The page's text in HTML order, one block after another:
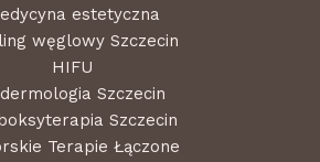
estetyczna
węglowy Szczecin
HIFU
Szczecin
Szczecin
Terapie Łączone